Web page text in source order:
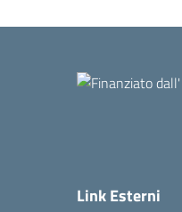
Link Esterni